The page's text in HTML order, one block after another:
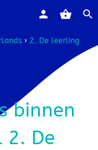
› 2. De leerling
binnen
2. De